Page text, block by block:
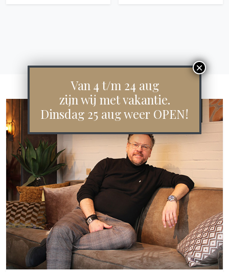
Van 4 t/m 24 aug
zijn wij met vakantie.
Dinsdag 25 aug weer OPEN!